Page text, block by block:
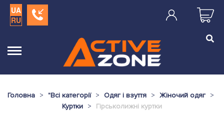
UA
RU
Головна "Всі категорії Одяг і взуття
Жіночий одяг
Куртки
Гірськолижні куртки